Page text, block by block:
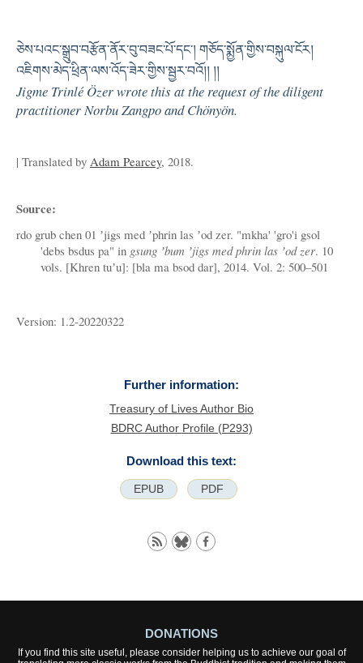
ཅེས་པའང་སྒྲུབ་བརྩོན་ནོར་བུ་བཟང་པོ་དང་། གཅོད་སྨྱོན་གྱིས་བསྐུལ་ངོར།
འཇིགས་མེད་ཕྲིན་ལས་འོད་ཟེར་གྱིས་སྦྱར་བའོ།། །།
Jigme Trinlé Özer wrote this at the request of the diligent
practitioner Norbu Zangpo and Chönyön.
| Translated by Adam Pearcey, 2018.
Source:
rdo grub chen 01 ʼjigs med ʼphrin las ʼod zer. "mkha' 'gro'i gsol
'debs bsdus pa" in gsung ʼbum ʼjigs med phrin las ʼod zer. 10
vols. [Khren tuʼu]: [bla ma bsod dar], 2014. Vol. 2: 500–501
Version: 1.2-20220322
Further information:
Treasury of Lives Author Bio
BDRC Author Profile (P293)
Download this text:
EPUB PDF
DONATIONS
If you find this site useful, please consider helping us to achieve our goal of